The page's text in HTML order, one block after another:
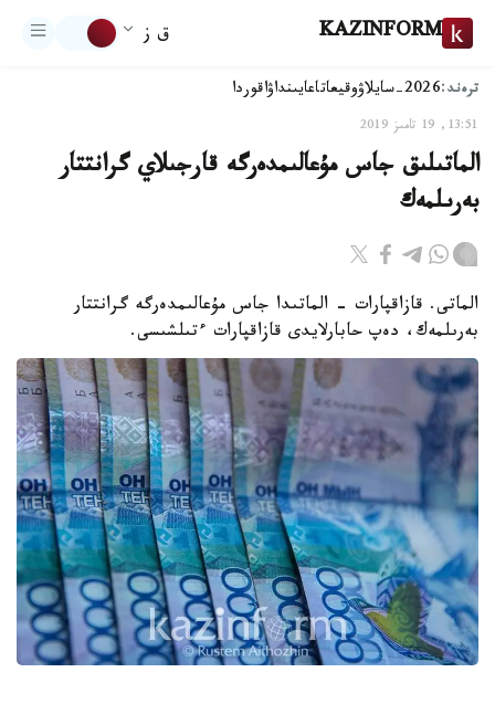
KAZINFORM ق ز
ترەند:2026-سايلاۋ وقيعاتاعايىنداۋاقوردا
13:51, 19 تامىز 2019
الماتىلىق جاس مۇعالىمدەرگە قارجىلاي گرانتتار
بەرىلمەك
الماتى. قازاقپارات - الماتىدا جاس مۇعالىمدەرگە گرانتتار
بەرىلمەك، دەپ حابارلايدى قازاقپارات ءتىلشىسى.